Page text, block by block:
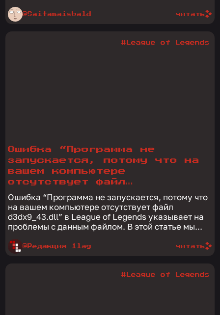
@Saitamaisbald читать
Ошибка “Программа не
запускается, потому что на
вашем компьютере
отсутствует файл
d3dx9_43.dll” в League of
Legends
Ошибка “Программа не запускается, потому что
на вашем компьютере отсутствует файл
d3dx9_43.dll” в League of Legends указывает на
проблемы с данным файлом. В этой статье мы...
@Редакция 1lag
#League of Legends
читать
#League of Legends